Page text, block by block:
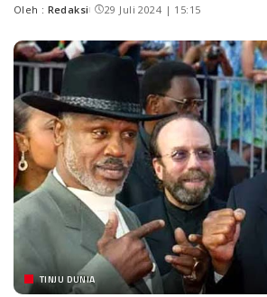
Oleh : Redaksi 29 Juli 2024 | 15:15
TINJU DUNIA